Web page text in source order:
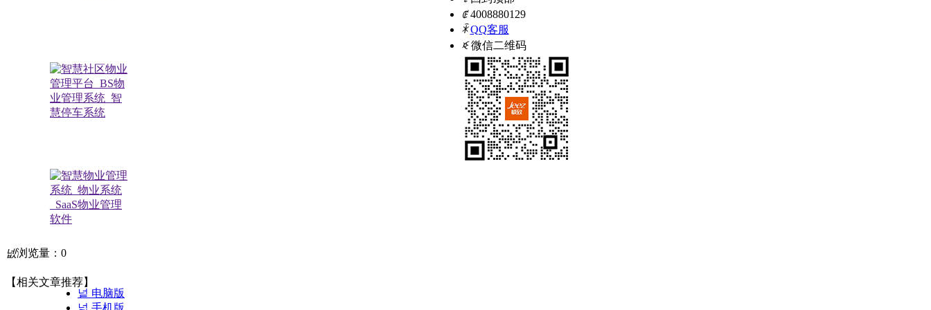
넶浏览量： 0
【相关文章推荐】
넡 电脑版
ꂅ 4008880129
ꁗ QQ客服
ꀥ 微信二维码